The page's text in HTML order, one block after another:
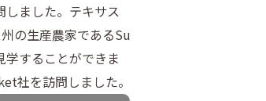
しました。テキサス
の生産農家であるSu
することができま
社を訪問しました。